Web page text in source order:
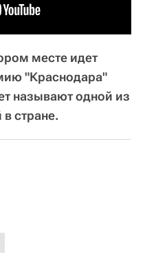
месте идет
"Краснодара"
называют одной из
стране.